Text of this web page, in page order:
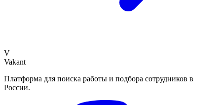
V
Vakant
Платформа для поиска работы и подбора сотрудников в
России.